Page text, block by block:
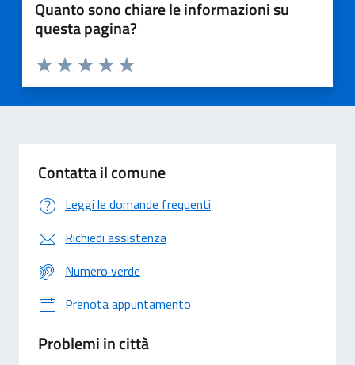
Quanto sono chiare le informazioni su
questa pagina?
Valuta 5 stelle su 5
Valuta 4 stelle su 5
Valuta 3 stelle su 5
Valuta 2 stelle su 5
Valuta 1 stelle su 5
Contatta il comune
Leggi le domande frequenti
Richiedi assistenza
Numero verde
Prenota appuntamento
Problemi in città